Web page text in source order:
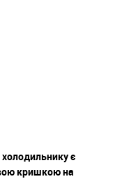
холодильнику є
кришкою на